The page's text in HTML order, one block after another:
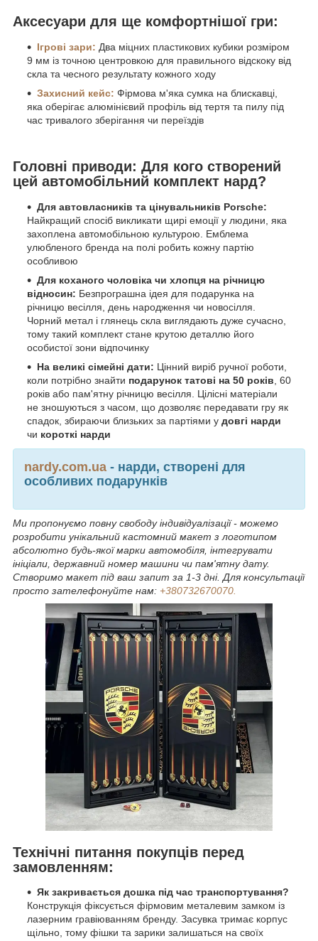
Аксесуари для ще комфортнішої гри:
Ігрові зари: Два міцних пластикових кубики розміром
9 мм із точною центровкою для правильного відскоку від
скла та чесного результату кожного ходу
Захисний кейс: Фірмова м'яка сумка на блискавці,
яка оберігає алюмінієвий профіль від тертя та пилу під
час тривалого зберігання чи переїздів
Головні приводи: Для кого створений
цей автомобільний комплект нард?
Для автовласників та цінувальників Porsche:
Найкращий спосіб викликати щирі емоції у людини, яка
захоплена автомобільною культурою. Емблема
улюбленого бренда на полі робить кожну партію
особливою
Для коханого чоловіка чи хлопця на річницю
відносин: Безпрограшна ідея для подарунка на
річницю весілля, день народження чи новосілля.
Чорний метал і глянець скла виглядають дуже сучасно,
тому такий комплект стане крутою деталлю його
особистої зони відпочинку
На великі сімейні дати: Цінний виріб ручної роботи,
коли потрібно знайти подарунок татові на 50 років , 60
років або пам'ятну річницю весілля. Цілісні матеріали
не зношуються з часом, що дозволяє передавати гру як
спадок, збираючи близьких за партіями у довгі нарди
чи короткі нарди
nardy.com.ua - нарди, створені для
особливих подарунків
Ми пропонуємо повну свободу індивідуалізації - можемо
розробити унікальний кастомний макет з логотипом
абсолютно будь-якої марки автомобіля, інтегрувати
ініціали, державний номер машини чи пам'ятну дату.
Створимо макет під ваш запит за 1-3 дні. Для консультації
просто зателефонуйте нам: +380732670070.
Технічні питання покупців перед
замовленням:
Як закривається дошка під час транспортування?
Конструкція фіксується фірмовим металевим замком із
лазерним гравіюванням бренду. Засувка тримає корпус
щільно, тому фішки та зарики залишаться на своїх